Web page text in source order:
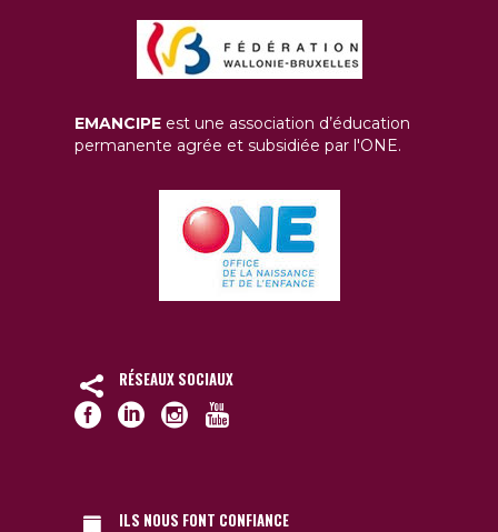
EMANCIPE est une association d’éducation
permanente agrée et subsidiée par l'ONE.
RÉSEAUX SOCIAUX
ILS NOUS FONT CONFIANCE